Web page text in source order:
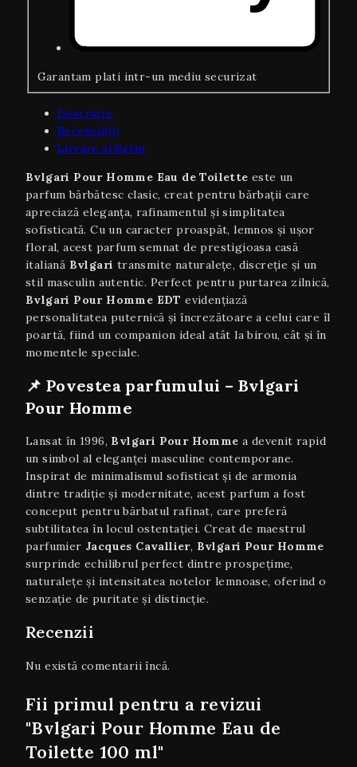
Garantam plati intr-un mediu securizat
Descriere
Recenzii(0)
Livrare si Retur
Bvlgari Pour Homme Eau de Toilette este un
parfum bărbătesc clasic, creat pentru bărbații care
apreciază eleganța, rafinamentul și simplitatea
sofisticată. Cu un caracter proaspăt, lemnos și ușor
floral, acest parfum semnat de prestigioasa casă
italiană Bvlgari transmite naturalețe, discreție și un
stil masculin autentic. Perfect pentru purtarea zilnică,
Bvlgari Pour Homme EDT evidențiază
personalitatea puternică și încrezătoare a celui care îl
poartă, fiind un companion ideal atât la birou, cât și în
momentele speciale.
📌 Povestea parfumului – Bvlgari
Pour Homme
Lansat în 1996, Bvlgari Pour Homme a devenit rapid
un simbol al eleganței masculine contemporane.
Inspirat de minimalismul sofisticat și de armonia
dintre tradiție și modernitate, acest parfum a fost
conceput pentru bărbatul rafinat, care preferă
subtilitatea în locul ostentației. Creat de maestrul
parfumier Jacques Cavallier, Bvlgari Pour Homme
surprinde echilibrul perfect dintre prospețime,
naturalețe și intensitatea notelor lemnoase, oferind o
senzație de puritate și distincție.
Recenzii
Nu există comentarii încă.
Fii primul pentru a revizui
"Bvlgari Pour Homme Eau de
Toilette 100 ml"